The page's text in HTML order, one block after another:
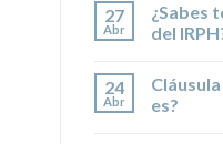
27
Abr
¿Sabes
del
24
Abr
es?